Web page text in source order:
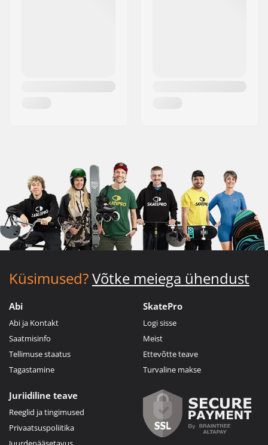
Küsimused?Võtke meiega ühendust
Abi
Abi ja Kontakt
Saatmisinfo
Tellimuse staatus
Tagastamine
SkatePro
Logi sisse
Meist
Ettevõtte teave
Turvaline makse
Juriidiline teave
Reeglid ja tingimused
Privaatsuspoliitika